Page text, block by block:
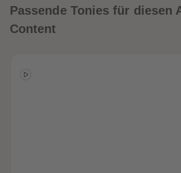
Passende Tonies für diesen
Content